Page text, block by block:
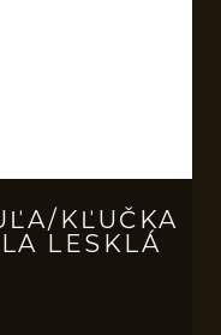
KĽUČKA
LESKLÁ